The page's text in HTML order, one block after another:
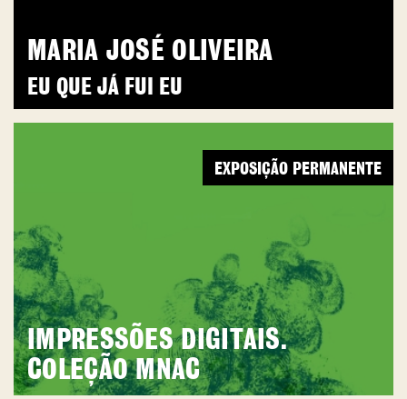
MARIA JOSÉ OLIVEIRA
EU QUE JÁ FUI EU
IMPRESSÕES DIGITAIS.
COLEÇÃO MNAC
EXPOSIÇÃO PERMANENTE